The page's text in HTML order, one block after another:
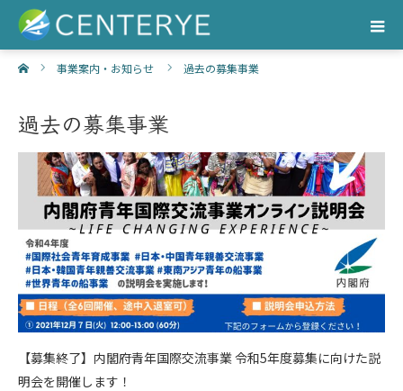
事業案内・お知らせ 過去の募集事業
過去の募集事業
【募集終了】内閣府青年国際交流事業 令和5年度募集に向けた説
明会を開催します！